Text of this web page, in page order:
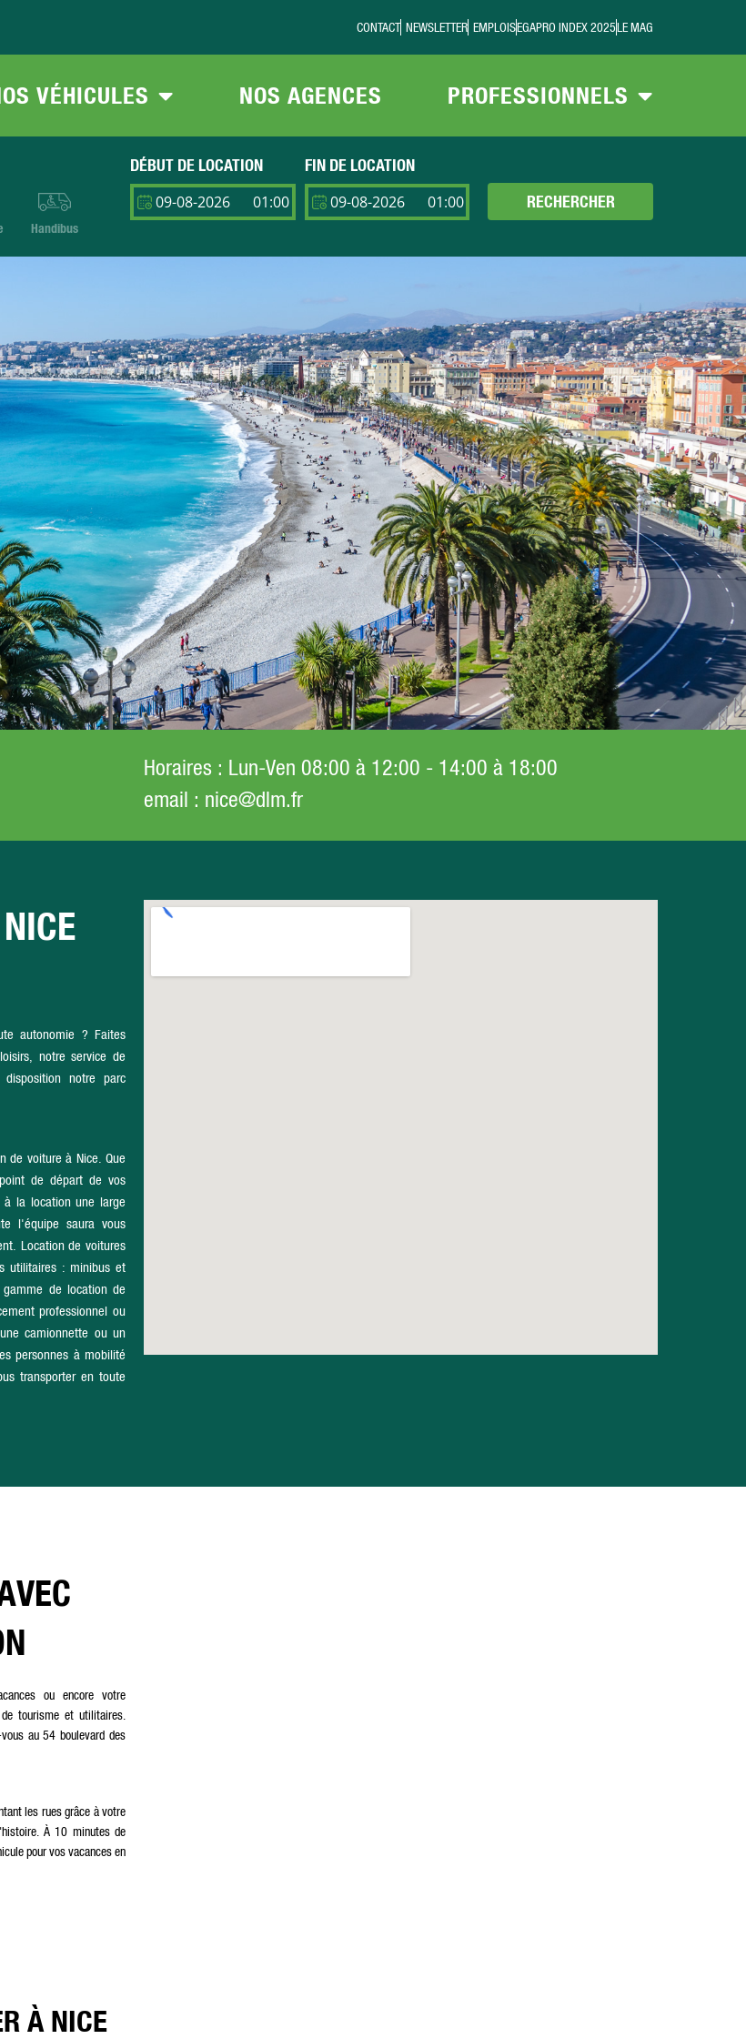
CONTACT NEWSLETTER EMPLOISEGAPRO INDEX 2025LE MAG
VÉHICULES NOS AGENCES PROFESSIONNELS
Handibus
DÉBUT DE LOCATION
FIN DE LOCATION
RECHERCHER
Horaires : Lun-Ven 08:00 à 12:00 - 14:00 à 18:00
email : nice@dlm.fr
autonomie ? Faites
notre service de
notre parc
de voiture à Nice. Que
de départ de vos
à la location une large
l'équipe saura vous
Location de voitures
utilitaires : minibus et
gamme de location de
professionnel ou
camionnette ou un
personnes à mobilité
transporter en toute
ou encore votre
tourisme et utilitaires.
au 54 boulevard des
les rues grâce à votre
À 10 minutes de
pour vos vacances en
À NICE